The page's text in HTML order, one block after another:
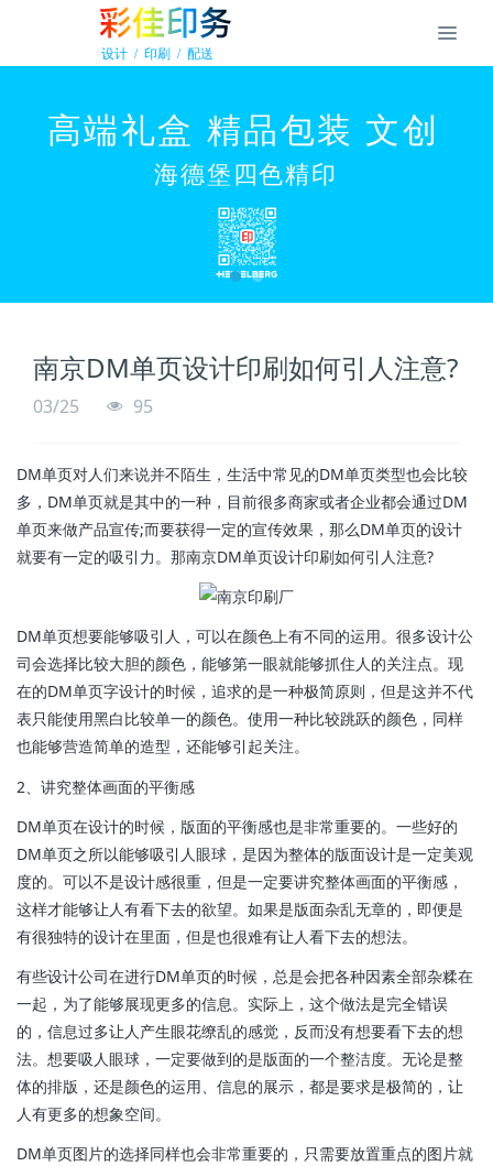
南京DM单页设计印刷如何引人注意?
03/25 95
DM单页对人们来说并不陌生，生活中常见的DM单页类型也会比较
多，DM单页就是其中的一种，目前很多商家或者企业都会通过DM
单页来做产品宣传;而要获得一定的宣传效果，那么DM单页的设计
就要有一定的吸引力。那南京DM单页设计印刷如何引人注意?
DM单页想要能够吸引人，可以在颜色上有不同的运用。很多设计公
司会选择比较大胆的颜色，能够第一眼就能够抓住人的关注点。现
在的DM单页字设计的时候，追求的是一种极简原则，但是这并不代
表只能使用黑白比较单一的颜色。使用一种比较跳跃的颜色，同样
也能够营造简单的造型，还能够引起关注。
2、讲究整体画面的平衡感
DM单页在设计的时候，版面的平衡感也是非常重要的。一些好的
DM单页之所以能够吸引人眼球，是因为整体的版面设计是一定美观
度的。可以不是设计感很重，但是一定要讲究整体画面的平衡感，
这样才能够让人有看下去的欲望。如果是版面杂乱无章的，即便是
有很独特的设计在里面，但是也很难有让人看下去的想法。
有些设计公司在进行DM单页的时候，总是会把各种因素全部杂糅在
一起，为了能够展现更多的信息。实际上，这个做法是完全错误
的，信息过多让人产生眼花缭乱的感觉，反而没有想要看下去的想
法。想要吸人眼球，一定要做到的是版面的一个整洁度。无论是整
体的排版，还是颜色的运用、信息的展示，都是要求是极简的，让
人有更多的想象空间。
DM单页图片的选择同样也会非常重要的，只需要放置重点的图片就